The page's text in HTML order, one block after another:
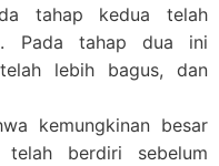
tahap kedua telah
Pada tahap dua ini
lebih bagus, dan
kemungkinan besar
berdiri sebelum